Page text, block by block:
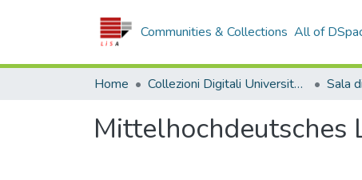
Communities & Collections All of
Home Collezioni Digitali Università della Calabria
Mittelhochdeutsches